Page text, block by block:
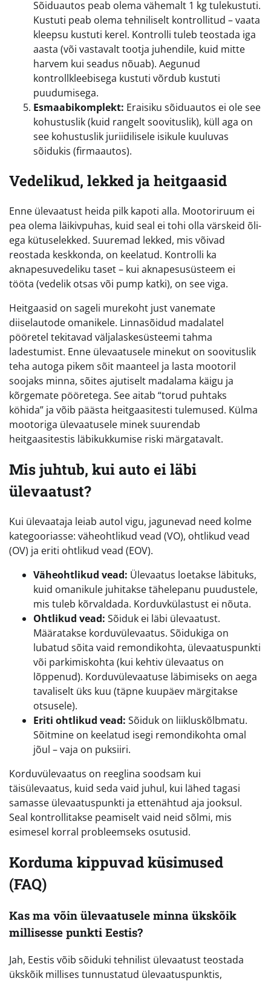
Sõiduautos peab olema vähemalt 1 kg tulekustuti.
Kustuti peab olema tehniliselt kontrollitud – vaata
kleepsu kustuti kerel. Kontrolli tuleb teostada iga
aasta (või vastavalt tootja juhendile, kuid mitte
harvem kui seadus nõuab). Aegunud
kontrollkleebisega kustuti võrdub kustuti
puudumisega.
Esmaabikomplekt: Eraisiku sõiduautos ei ole see
kohustuslik (kuid rangelt soovituslik), küll aga on
see kohustuslik juriidilisele isikule kuuluvas
sõidukis (firmaautos).
Vedelikud, lekked ja heitgaasid
Enne ülevaatust heida pilk kapoti alla. Mootoriruum ei
pea olema läikivpuhas, kuid seal ei tohi olla värskeid õli-
ega kütuselekked. Suuremad lekked, mis võivad
reostada keskkonda, on keelatud. Kontrolli ka
aknapesuvedeliku taset – kui aknapesusüsteem ei
tööta (vedelik otsas või pump katki), on see viga.
Heitgaasid on sageli murekoht just vanemate
diiselautode omanikele. Linnasõidud madalatel
pööretel tekitavad väljalaskesüsteemi tahma
ladestumist. Enne ülevaatusele minekut on soovituslik
teha autoga pikem sõit maanteel ja lasta mootoril
soojaks minna, sõites ajutiselt madalama käigu ja
kõrgemate pööretega. See aitab “torud puhtaks
köhida” ja võib päästa heitgaasitesti tulemused. Külma
mootoriga ülevaatusele minek suurendab
heitgaasitestis läbikukkumise riski märgatavalt.
Mis juhtub, kui auto ei läbi
ülevaatust?
Kui ülevaataja leiab autol vigu, jagunevad need kolme
kategooriasse: väheohtlikud vead (VO), ohtlikud vead
(OV) ja eriti ohtlikud vead (EOV).
Väheohtlikud vead: Ülevaatus loetakse läbituks,
kuid omanikule juhitakse tähelepanu puudustele,
mis tuleb kõrvaldada. Korduvkülastust ei nõuta.
Ohtlikud vead: Sõiduk ei läbi ülevaatust.
Määratakse korduvülevaatus. Sõidukiga on
lubatud sõita vaid remondikohta, ülevaatuspunkti
või parkimiskohta (kui kehtiv ülevaatus on
lõppenud). Korduvülevaatuse läbimiseks on aega
tavaliselt üks kuu (täpne kuupäev märgitakse
otsusele).
Eriti ohtlikud vead: Sõiduk on liikluskõlbmatu.
Sõitmine on keelatud isegi remondikohta omal
jõul – vaja on puksiiri.
Korduvülevaatus on reeglina soodsam kui
täisülevaatus, kuid seda vaid juhul, kui lähed tagasi
samasse ülevaatuspunkti ja ettenähtud aja jooksul.
Seal kontrollitakse peamiselt vaid neid sõlmi, mis
esimesel korral probleemseks osutusid.
Korduma kippuvad küsimused
(FAQ)
Kas ma võin ülevaatusele minna ükskõik
millisesse punkti Eestis?
Jah, Eestis võib sõiduki tehnilist ülevaatust teostada
ükskõik millises tunnustatud ülevaatuspunktis,